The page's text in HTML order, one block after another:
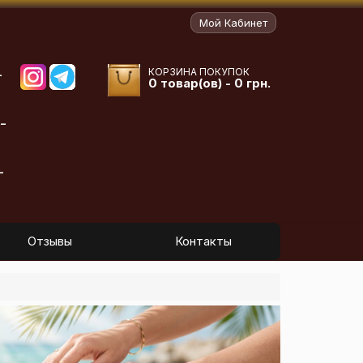
Мой Кабинет
КОРЗИНА ПОКУПОК
0 товар(ов) - 0 грн.
Отзывы Контакты